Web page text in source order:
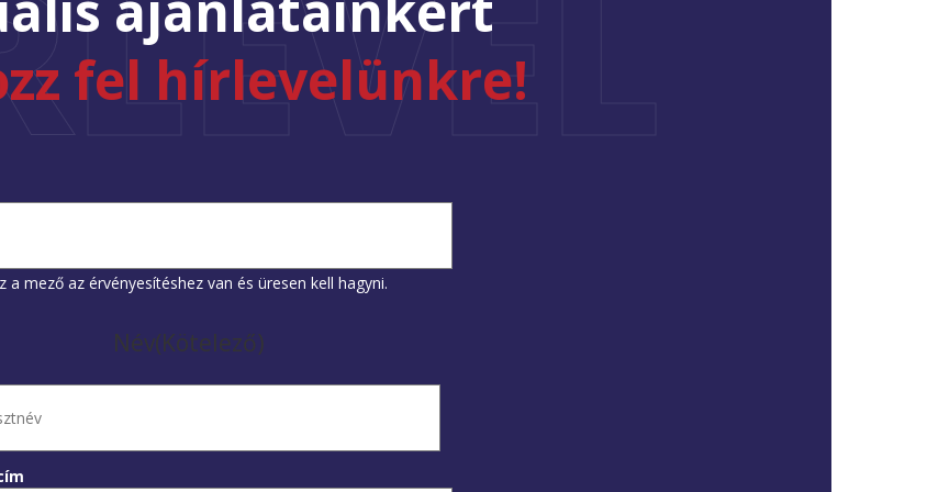
fel hírlevelünkre!
a mező az érvényesítéshez van és üresen kell hagyni.
Név(Kötelező)